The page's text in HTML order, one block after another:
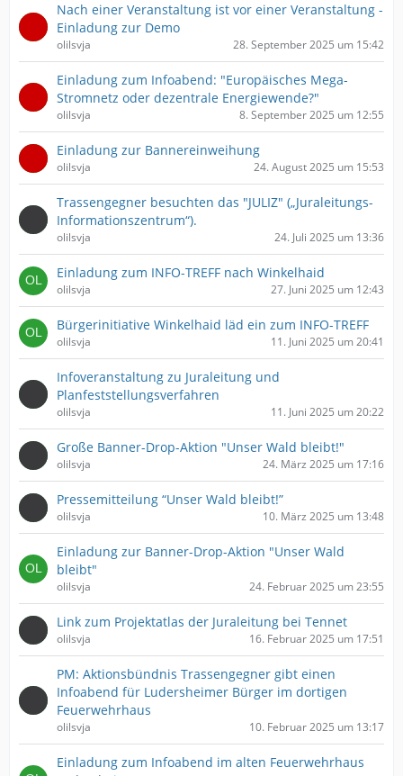
Nach einer Veranstaltung ist vor einer Veranstaltung -
Einladung zur Demo
olilsvja 28. September 2025 um 15:42
Einladung zum Infoabend: "Europäisches Mega-
Stromnetz oder dezentrale Energiewende?"
olilsvja 8. September 2025 um 12:55
Einladung zur Bannereinweihung
olilsvja 24. August 2025 um 15:53
Trassengegner besuchten das "JULIZ" („Juraleitungs-
Informationszentrum“).
olilsvja 24. Juli 2025 um 13:36
Einladung zum INFO-TREFF nach Winkelhaid
olilsvja 27. Juni 2025 um 12:43
Bürgerinitiative Winkelhaid läd ein zum INFO-TREFF
olilsvja 11. Juni 2025 um 20:41
Infoveranstaltung zu Juraleitung und
Planfeststellungsverfahren
olilsvja 11. Juni 2025 um 20:22
Große Banner-Drop-Aktion "Unser Wald bleibt!"
olilsvja 24. März 2025 um 17:16
Pressemitteilung “Unser Wald bleibt!”
olilsvja 10. März 2025 um 13:48
Einladung zur Banner-Drop-Aktion "Unser Wald
bleibt"
olilsvja 24. Februar 2025 um 23:55
Link zum Projektatlas der Juraleitung bei Tennet
olilsvja 16. Februar 2025 um 17:51
PM: Aktionsbündnis Trassengegner gibt einen
Infoabend für Ludersheimer Bürger im dortigen
Feuerwehrhaus
olilsvja 10. Februar 2025 um 13:17
Einladung zum Infoabend im alten Feuerwehrhaus